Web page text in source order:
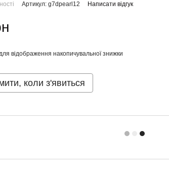
Артикул: g7dpearl12 Написати відгук
для відображення накопичувальної знижки
коли з'явиться